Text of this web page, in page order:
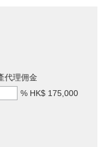
代理佣金
% HK$ 175,000